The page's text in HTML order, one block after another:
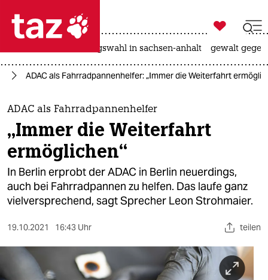
 taz zahl ich
taz zahl ich
themen
politik
öko
gesellschaft
sport
berlin

taz zahl ich
landtagswahl in sachsen-anhalt gewalt
ADAC als Fahrradpannenhelfer: „Immer die Weiterfahrt
ADAC als Fahrradpannenhelfer
„Immer die Weiterfahrt
ermöglichen“
In Berlin erprobt der ADAC in Berlin neuerdings,
auch bei Fahrradpannen zu helfen. Das laufe ganz
vielversprechend, sagt Sprecher Leon Strohmaier.
19.10.2021 16:43 Uhr teilen